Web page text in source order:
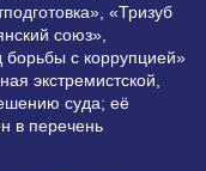
«Тризуб
союз»,
с коррупцией»
экстремистской,
суда; её
в перечень